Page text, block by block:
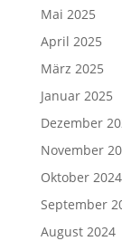
Mai 2025
April 2025
März 2025
Januar 2025
Dezember
November
Oktober 2024
September
August 2024